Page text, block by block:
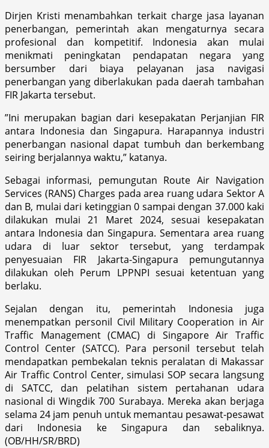
Dirjen Kristi menambahkan terkait charge jasa layanan
penerbangan, pemerintah akan mengaturnya secara
profesional dan kompetitif. Indonesia akan mulai
menikmati peningkatan pendapatan negara yang
bersumber dari biaya pelayanan jasa navigasi
penerbangan yang diberlakukan pada daerah tambahan
FIR Jakarta tersebut.
”Ini merupakan bagian dari kesepakatan Perjanjian FIR
antara Indonesia dan Singapura. Harapannya industri
penerbangan nasional dapat tumbuh dan berkembang
seiring berjalannya waktu,” katanya.
Sebagai informasi, pemungutan Route Air Navigation
Services (RANS) Charges pada area ruang udara Sektor A
dan B, mulai dari ketinggian 0 sampai dengan 37.000 kaki
dilakukan mulai 21 Maret 2024, sesuai kesepakatan
antara Indonesia dan Singapura. Sementara area ruang
udara di luar sektor tersebut, yang terdampak
penyesuaian FIR Jakarta-Singapura pemungutannya
dilakukan oleh Perum LPPNPI sesuai ketentuan yang
berlaku.
Sejalan dengan itu, pemerintah Indonesia juga
menempatkan personil Civil Military Cooperation in Air
Traffic Management (CMAC) di Singapore Air Traffic
Control Center (SATCC). Para personil tersebut telah
mendapatkan pembekalan teknis peralatan di Makassar
Air Traffic Control Center, simulasi SOP secara langsung
di SATCC, dan pelatihan sistem pertahanan udara
nasional di Wingdik 700 Surabaya. Mereka akan berjaga
selama 24 jam penuh untuk memantau pesawat-pesawat
dari Indonesia ke Singapura dan sebaliknya.
(OB/HH/SR/BRD)